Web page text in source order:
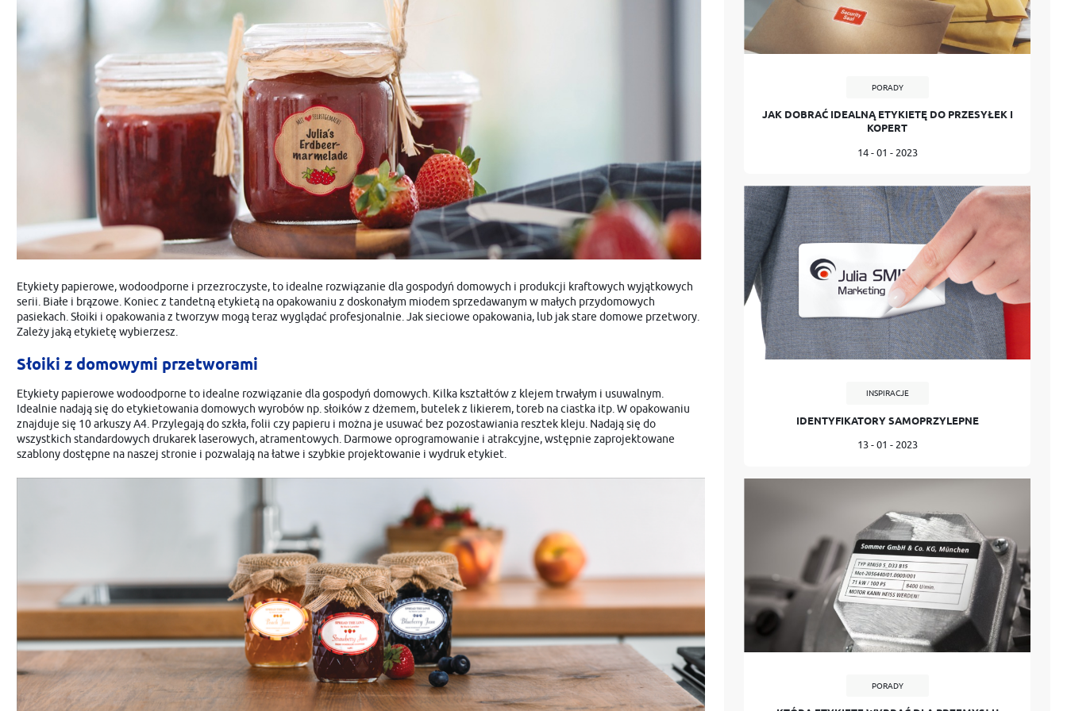
Adresowe i wysyłkowe
Etykiety papierowe, wodoodporne i przezroczyste, to idealne rozwiązanie dla gospodyń domowych i produkcji kraftowych wyjątkowych
serii. Białe i brązowe. Koniec z tandetną etykietą na opakowaniu z doskonałym miodem sprzedawanym w małych przydomowych
pasiekach. Słoiki i opakowania z tworzyw mogą teraz wyglądać profesjonalnie. Jak sieciowe opakowania, lub jak stare domowe przetwory.
Zależy jaką etykietę wybierzesz.
Słoiki z domowymi przetworami
Etykiety papierowe wodoodporne to idealne rozwiązanie dla gospodyń domowych. Kilka kształtów z klejem trwałym i usuwalnym.
Idealnie nadają się do etykietowania domowych wyrobów np. słoików z dżemem, butelek z likierem, toreb na ciastka itp. W opakowaniu
znajduje się 10 arkuszy A4. Przylegają do szkła, folii czy papieru i można je usuwać bez pozostawiania resztek kleju. Nadają się do
wszystkich standardowych drukarek laserowych, atramentowych. Darmowe oprogramowanie i atrakcyjne, wstępnie zaprojektowane
szablony dostępne na naszej stronie i pozwalają na łatwe i szybkie projektowanie i wydruk etykiet.
PORADY
JAK DOBRAĆ IDEALNĄ ETYKIETĘ DO PRZESYŁEK I
KOPERT
14 - 01 - 2023
INSPIRACJE
IDENTYFIKATORY SAMOPRZYLEPNE
13 - 01 - 2023
PORADY
USTAWIENIA
Szanujemy Twoją prywatność. Możesz zmienić ustawienia cookies lub zaakceptować je
wszystkie. W dowolnym momencie możesz dokonać zmiany swoich ustawień.
Niezbędne
Niezbędne pliki cookies służą do prawidłowego funkcjonowania strony internetowej i umożliwiają Ci
USTAWIENIA REGIONALNE
Lokalizacja
Polska